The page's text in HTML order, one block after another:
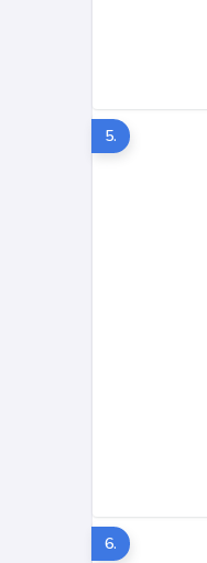
5.
6.